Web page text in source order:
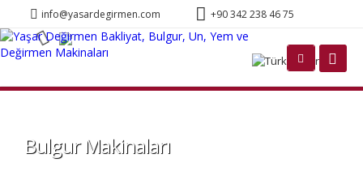
info@yasardegirmen.com +90 342 238 46 75
Türkçe
Bulgur Makinaları